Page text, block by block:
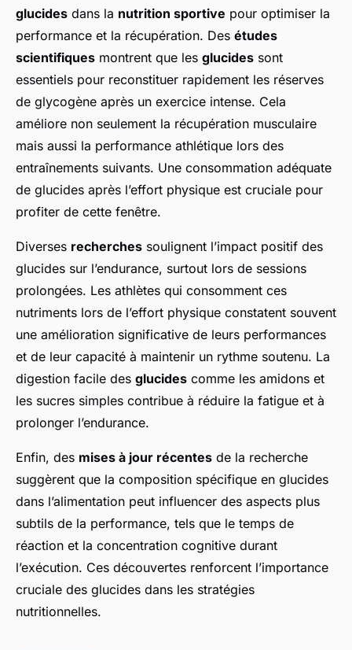
glucides dans la nutrition sportive pour optimiser la
performance et la récupération. Des études
scientifiques montrent que les glucides sont
essentiels pour reconstituer rapidement les réserves
de glycogène après un exercice intense. Cela
améliore non seulement la récupération musculaire
mais aussi la performance athlétique lors des
entraînements suivants. Une consommation adéquate
de glucides après l’effort physique est cruciale pour
profiter de cette fenêtre.
Diverses recherches soulignent l’impact positif des
glucides sur l’endurance, surtout lors de sessions
prolongées. Les athlètes qui consomment ces
nutriments lors de l’effort physique constatent souvent
une amélioration significative de leurs performances
et de leur capacité à maintenir un rythme soutenu. La
digestion facile des glucides comme les amidons et
les sucres simples contribue à réduire la fatigue et à
prolonger l’endurance.
Enfin, des mises à jour récentes de la recherche
suggèrent que la composition spécifique en glucides
dans l’alimentation peut influencer des aspects plus
subtils de la performance, tels que le temps de
réaction et la concentration cognitive durant
l’exécution. Ces découvertes renforcent l’importance
cruciale des glucides dans les stratégies
nutritionnelles.